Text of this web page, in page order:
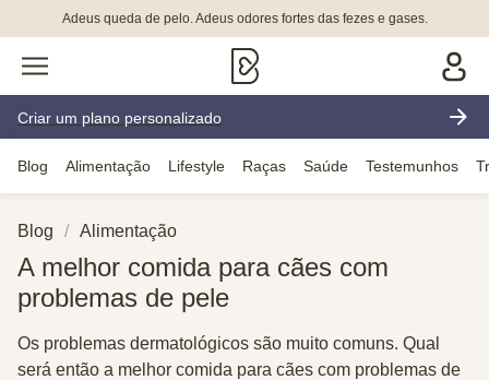
Adeus queda de pelo. Adeus odores fortes das fezes e gases.
Criar um plano personalizado
Blog Alimentação Lifestyle Raças Saúde Testemunhos
Blog Alimentação
A melhor comida para cães com
problemas de pele
Os problemas dermatológicos são muito comuns. Qual
será então a melhor comida para cães com problemas de